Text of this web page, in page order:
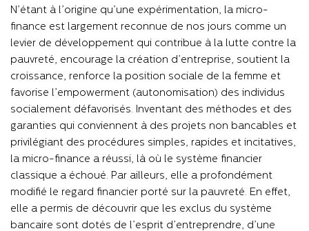
N’étant à l’origine qu’une expérimentation, la micro-
finance est largement reconnue de nos jours comme un
levier de développement qui contribue à la lutte contre la
pauvreté, encourage la création d’entreprise, soutient la
croissance, renforce la position sociale de la femme et
favorise l’empowerment (autonomisation) des individus
socialement défavorisés. Inventant des méthodes et des
garanties qui conviennent à des projets non bancables et
privilégiant des procédures simples, rapides et incitatives,
la micro-finance a réussi, là où le système financier
classique a échoué. Par ailleurs, elle a profondément
modifié le regard financier porté sur la pauvreté. En effet,
elle a permis de découvrir que les exclus du système
bancaire sont dotés de l’esprit d’entreprendre, d’une